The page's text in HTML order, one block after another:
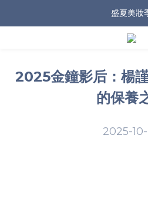
盛夏美妝
2025金鐘影后：楊
的保養
2025-